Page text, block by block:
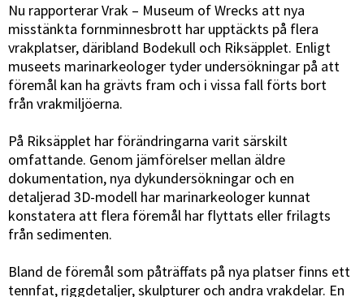
Nu rapporterar Vrak – Museum of Wrecks att nya
misstänkta fornminnesbrott har upptäckts på flera
vrakplatser, däribland Bodekull och Riksäpplet. Enligt
museets marinarkeologer tyder undersökningar på att
föremål kan ha grävts fram och i vissa fall förts bort
från vrakmiljöerna.
På Riksäpplet har förändringarna varit särskilt
omfattande. Genom jämförelser mellan äldre
dokumentation, nya dykundersökningar och en
detaljerad 3D-modell har marinarkeologer kunnat
konstatera att flera föremål har flyttats eller frilagts
från sedimenten.
Bland de föremål som påträffats på nya platser finns ett
tennfat, riggdetaljer, skulpturer och andra vrakdelar. En